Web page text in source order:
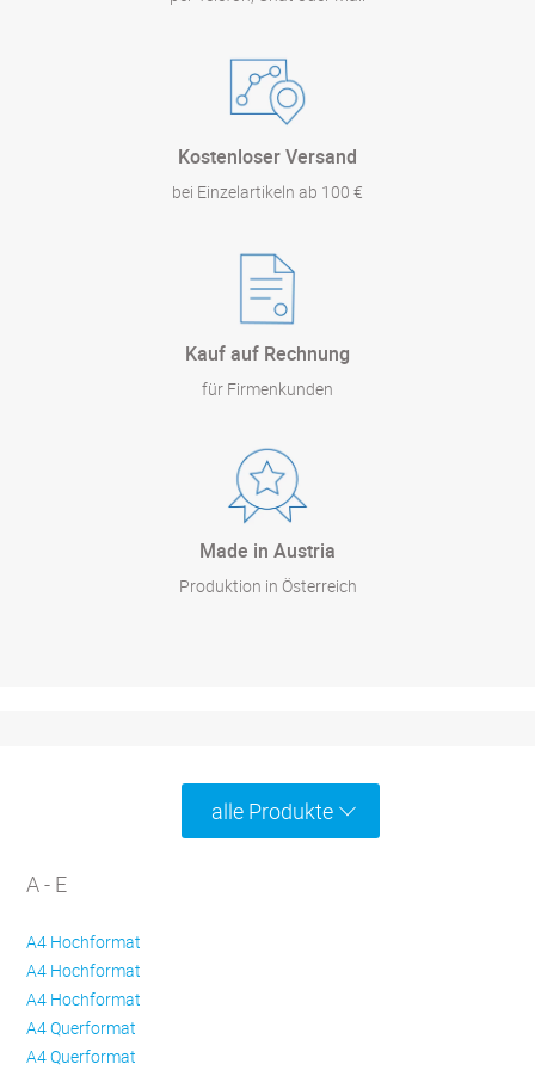
Kostenloser Versand
bei Einzelartikeln ab 100 €
Kauf auf Rechnung
für Firmenkunden
Made in Austria
Produktion in Österreich
alle Produkte
A - E
A4 Hochformat
A4 Hochformat
A4 Hochformat
A4 Querformat
A4 Querformat